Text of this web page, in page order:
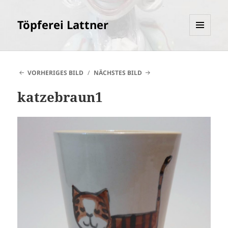
Töpferei Lattner
VORHERIGES BILD
NÄCHSTES BILD
katzebraun1